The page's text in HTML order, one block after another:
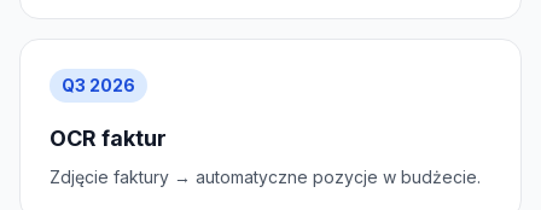
Q3 2026
OCR faktur
Zdjęcie faktury → automatyczne pozycje w budżecie.